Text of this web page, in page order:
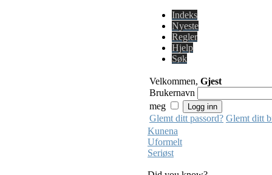
Indeks
Nyeste
Regler
Hjelp
Søk
Velkommen, Gjest
Brukernavn
meg
Glemt ditt passord? Glemt ditt
Kunena
Uformelt
Seriøst